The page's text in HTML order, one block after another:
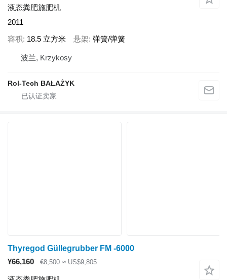
液态粪肥施肥机
2011
容积 18.5 立方米 悬架 弹簧/弹簧
波兰, Krzykosy
Rol-Tech BAŁAŻYK
Thyregod Güllegrubber FM -6000
¥66,160
€8,500 ≈ US$9,805